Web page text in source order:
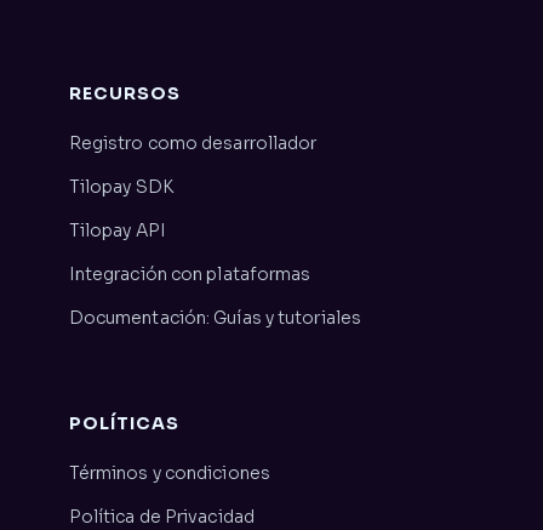
RECURSOS
Registro como desarrollador
Tilopay SDK
Tilopay API
Integración con plataformas
Documentación: Guías y tutoriales
POLÍTICAS
Términos y condiciones
Política de Privacidad